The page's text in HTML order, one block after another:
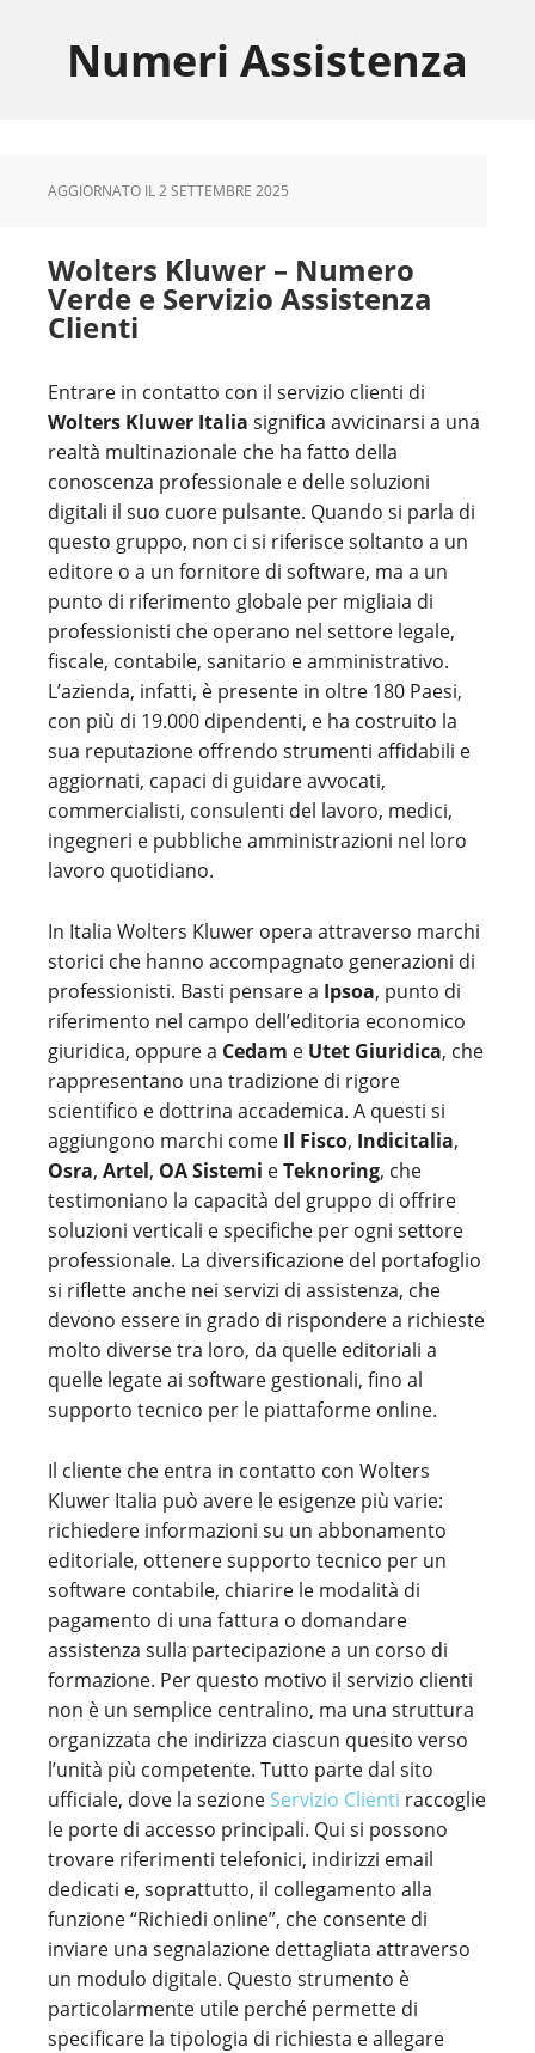
primaryNumeri Assistenza
AGGIORNATO IL2 SETTEMBRE 2025
Wolters Kluwer – Numero
Verde e Servizio Assistenza
Clienti
Entrare in contatto con il servizio clienti di
Wolters Kluwer Italia significa avvicinarsi a una
realtà multinazionale che ha fatto della
conoscenza professionale e delle soluzioni
digitali il suo cuore pulsante. Quando si parla di
questo gruppo, non ci si riferisce soltanto a un
editore o a un fornitore di software, ma a un
punto di riferimento globale per migliaia di
professionisti che operano nel settore legale,
fiscale, contabile, sanitario e amministrativo.
L’azienda, infatti, è presente in oltre 180 Paesi,
con più di 19.000 dipendenti, e ha costruito la
sua reputazione offrendo strumenti affidabili e
aggiornati, capaci di guidare avvocati,
commercialisti, consulenti del lavoro, medici,
ingegneri e pubbliche amministrazioni nel loro
lavoro quotidiano.
In Italia Wolters Kluwer opera attraverso marchi
storici che hanno accompagnato generazioni di
professionisti. Basti pensare a Ipsoa, punto di
riferimento nel campo dell’editoria economico
giuridica, oppure a Cedam e Utet Giuridica, che
rappresentano una tradizione di rigore
scientifico e dottrina accademica. A questi si
aggiungono marchi come Il Fisco, Indicitalia,
Osra, Artel, OA Sistemi eTeknoring, che
testimoniano la capacità del gruppo di offrire
soluzioni verticali e specifiche per ogni settore
professionale. La diversificazione del portafoglio
si riflette anche nei servizi di assistenza, che
devono essere in grado di rispondere a richieste
molto diverse tra loro, da quelle editoriali a
quelle legate ai software gestionali, fino al
supporto tecnico per le piattaforme online.
Il cliente che entra in contatto con Wolters
Kluwer Italia può avere le esigenze più varie:
richiedere informazioni su un abbonamento
editoriale, ottenere supporto tecnico per un
software contabile, chiarire le modalità di
pagamento di una fattura o domandare
assistenza sulla partecipazione a un corso di
formazione. Per questo motivo il servizio clienti
non è un semplice centralino, ma una struttura
organizzata che indirizza ciascun quesito verso
l’unità più competente. Tutto parte dal sito
ufficiale, dove la sezione Servizio Clienti raccoglie
le porte di accesso principali. Qui si possono
trovare riferimenti telefonici, indirizzi email
dedicati e, soprattutto, il collegamento alla
funzione “Richiedi online”, che consente di
inviare una segnalazione dettagliata attraverso
un modulo digitale. Questo strumento è
particolarmente utile perché permette di
specificare la tipologia di richiesta e allegare